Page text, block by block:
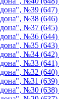
№39 (647)
№38 (646)
№37 (645)
№36 (644)
№35 (643)
№34 (642)
№33 (641)
№32 (640)
№31 (639)
№30